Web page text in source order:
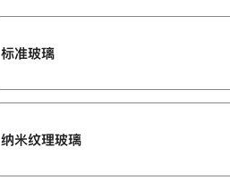
标准玻璃
纳米纹理玻璃